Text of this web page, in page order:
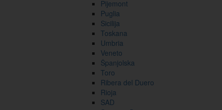
Pijemont
Puglia
Sicilija
Toskana
Umbria
Veneto
Španjolska
Toro
Ribera del Duero
Rioja
SAD